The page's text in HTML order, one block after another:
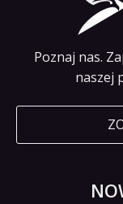
Poznaj nas.
naszej